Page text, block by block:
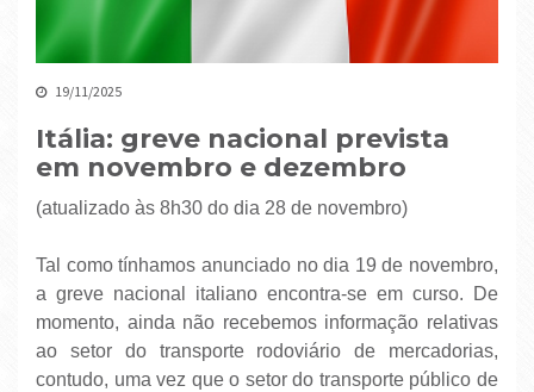
19/11/2025
Itália: greve nacional prevista
em novembro e dezembro
(atualizado às 8h30 do dia 28 de novembro)
Tal como tínhamos anunciado no dia 19 de novembro,
a greve nacional italiano encontra-se em curso. De
momento, ainda não recebemos informação relativas
ao setor do transporte rodoviário de mercadorias,
contudo, uma vez que o setor do transporte público de